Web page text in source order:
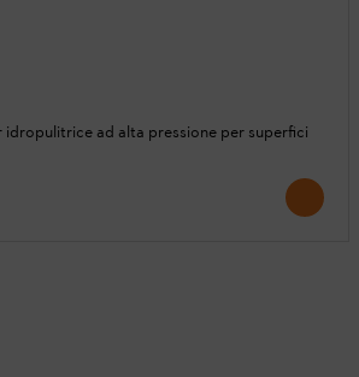
idropulitrice ad alta pressione per superfici